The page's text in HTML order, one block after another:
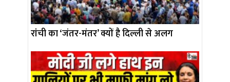
रांची का ‘जंतर-मंतर’ क्यों है दिल्ली से अलग